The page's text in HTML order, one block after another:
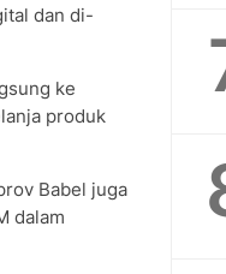
dan di-
ke
produk
Babel juga
dalam